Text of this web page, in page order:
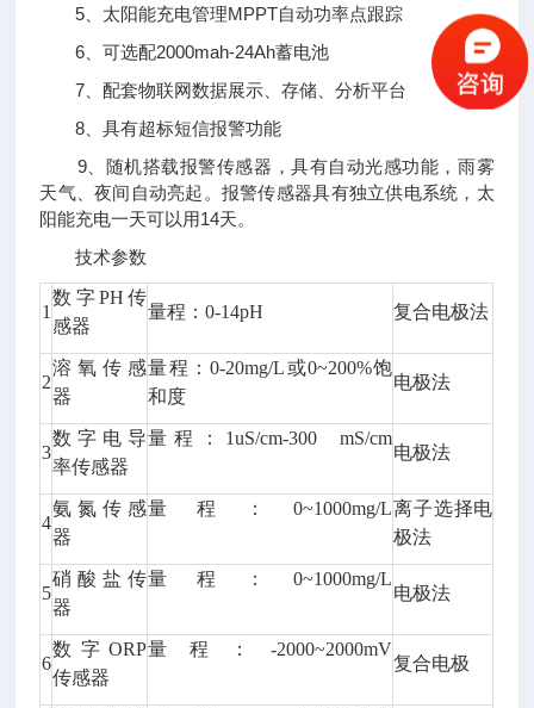
5、太阳能充电管理MPPT自动功率点跟踪
6、可选配2000mah-24Ah蓄电池
7、配套物联网数据展示、存储、分析平台
8、具有超标短信报警功能
9、随机搭载报警传感器，具有自动光感功能，雨雾
天气、夜间自动亮起。报警传感器具有独立供电系统，太
阳能充电一天可以用14天。
技术参数
1
数字PH传
感器
量程：0-14pH 复合电极法
2
溶氧传感
器
量程：0-20mg/L或0~200%饱
和度
电极法
3
数字电导
率传感器
量程：1uS/cm-300 mS/cm
电极法
4
氨氮传感
器
量程：0~1000mg/L离子选择电
极法
5
硝酸盐传
器
量程：0~1000mg/L
电极法
6
数字ORP
传感器
量程：-2000~2000mV
复合电极